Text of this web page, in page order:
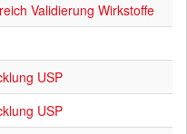
Validierung Wirkstoffe
USP
USP